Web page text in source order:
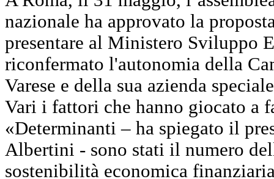
nazionale ha approvato la
presentare al Ministero Sviluppo
riconfermato l'autonomia della
Varese e della sua azienda
Vari i fattori che hanno giocato a
«Determinanti – ha spiegato il
Albertini - sono stati il numero
sostenibilità economica